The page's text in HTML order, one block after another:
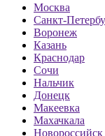
Москва
Санкт-
Воронеж
Казань
Краснодар
Сочи
Нальчик
Донецк
Макеевка
Махачкала
Новороссийск